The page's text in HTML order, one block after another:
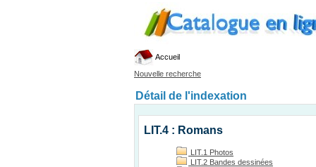
Accueil
Nouvelle recherche
Détail de l'indexation
LIT.4 : Romans
LIT.1 Photos
LIT.2 Bandes dessinées